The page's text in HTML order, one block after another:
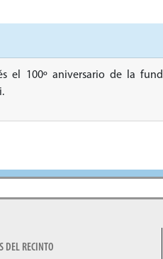
el 100º aniversario de la
DEL RECINTO